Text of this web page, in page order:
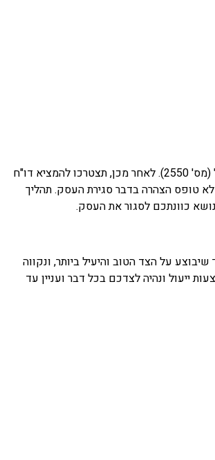
במקרה של משרדי מס הכנסה, יש להודיע לפקיד השומה על כוונתכם בתוך 90 ימים באמצעות הגשת טופס בקשה לסגירת התיק שלכם הנקרא "טופס סגירת עסק" (מס' 2550). לאחר מכן, תצטרכו להמציא דו"ח
מרגע שסגרתם את העסק, וגם שם עליכם למלא טופס הצהרה בדבר סגירת העסק. תהליך
כוונתכם לסגור את העסק.
על הצד הטוב והיעיל ביותר, ונקווה
ייעול ונהיה לצדכם בכל דבר ועניין עד